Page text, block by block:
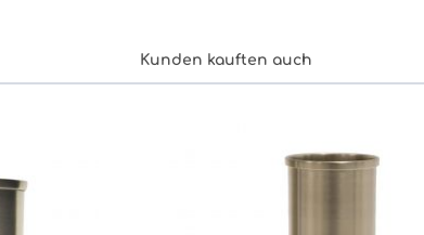
Kunden kauften auch